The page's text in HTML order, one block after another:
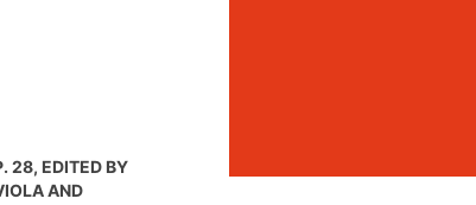
28, EDITED BY
AND